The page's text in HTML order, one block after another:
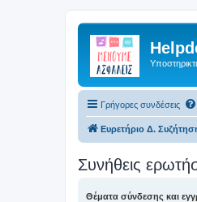
Γρήγορες συνδέσεις
Ευρετήριο Δ.
Συνήθεις
Θέματα σύνδεσης και